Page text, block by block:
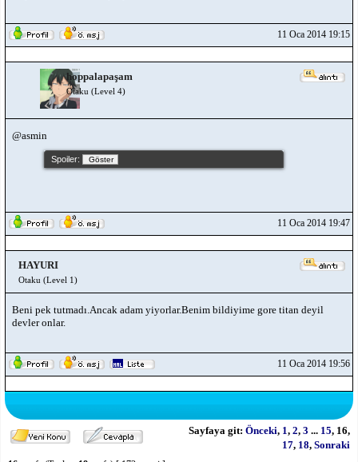
11 Oca 2014 19:15
hoppalapaşam
Otaku (Level 4)
@asmin
Spoiler:
11 Oca 2014 19:47
HAYURI
Otaku (Level 1)
Beni pek tutmadı.Ancak adam yiyorlar.Benim bildiyime gore titan deyil
devler onlar.
11 Oca 2014 19:56
Sayfaya git: Önceki, 1, 2, 3 ... 15, 16,
17, 18, Sonraki